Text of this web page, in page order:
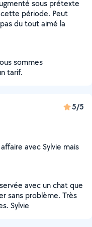
sous prétexte
période. Peut
du tout aimé la
sommes
tarif.
5/5
avec Sylvie mais
avec un chat que
sans problème. Très
Sylvie